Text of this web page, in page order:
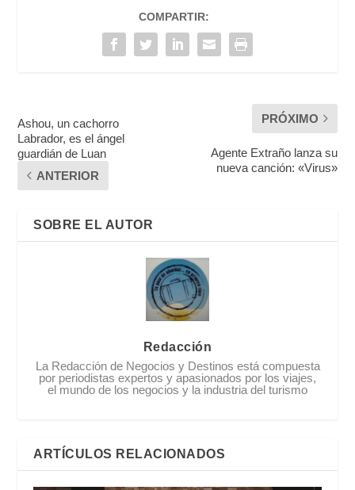
COMPARTIR:
Ashou, un cachorro
Labrador, es el ángel
guardián de Luan
ANTERIOR
PRÓXIMO
Agente Extraño lanza su
nueva canción: «Virus»
SOBRE EL AUTOR
Redacción
La Redacción de Negocios y Destinos está compuesta
por periodistas expertos y apasionados por los viajes,
el mundo de los negocios y la industria del turismo
ARTÍCULOS RELACIONADOS